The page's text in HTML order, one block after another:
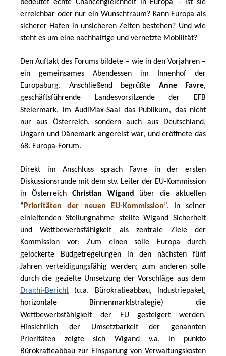
bedeutet echte Chancengleichheit in Europa – ist sie
erreichbar oder nur ein Wunschtraum? Kann Europa als
sicherer Hafen in unsicheren Zeiten bestehen? Und wie
steht es um eine nachhaltige und vernetzte Mobilität?
Den Auftakt des Forums bildete – wie in den Vorjahren –
ein gemeinsames Abendessen im Innenhof der
Europaburg. Anschließend begrüßte Anne Favre,
geschäftsführende Landesvorsitzende der EFB
Steiermark, im AudiMax-Saal das Publikum, das nicht
nur aus Österreich, sondern auch aus Deutschland,
Ungarn und Dänemark angereist war, und eröffnete das
68. Europa-Forum.
Direkt im Anschluss sprach Favre in der ersten
Diskussionsrunde mit dem stv. Leiter der EU-Kommission
in Österreich Christian Wigand
über die aktuellen
“ Prioritäten der neuen EU-Kommission”. In seiner
einleitenden Stellungnahme stellte Wigand Sicherheit
und Wettbewerbsfähigkeit als zentrale Ziele der
Kommission vor: Zum einen solle Europa durch
gelockerte Budgetregelungen in den nächsten fünf
Jahren verteidigungsfähig werden; zum anderen solle
Draghi-Bericht (u.a. Bürokratieabbau, Industriepaket,
horizontale Binnenmarktstrategie) die
Wettbewerbsfähigkeit der EU gesteigert werden.
Hinsichtlich der Umsetzbarkeit der genannten
Prioritäten zeigte sich Wigand v.a. in punkto
Bürokratieabbau zur Einsparung von Verwaltungskosten